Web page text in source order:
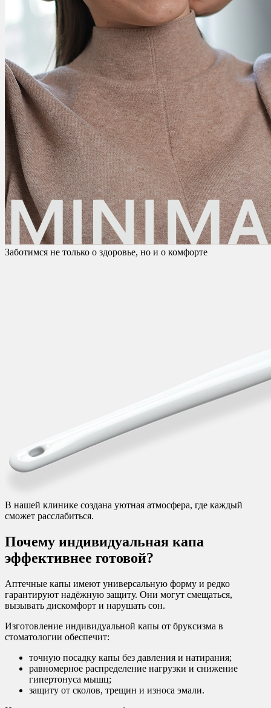
Заботимся не только о здоровье, но и о комфорте
В нашей клинике создана уютная атмосфера, где каждый
сможет расслабиться.
Почему индивидуальная капа
эффективнее готовой?
Аптечные капы имеют универсальную форму и редко
гарантируют надёжную защиту. Они могут смещаться,
вызывать дискомфорт и нарушать сон.
Изготовление индивидуальной капы от бруксизма в
стоматологии обеспечит:
точную посадку капы без давления и натирания;
равномерное распределение нагрузки и снижение
гипертонуса мышц;
защиту от сколов, трещин и износа эмали.